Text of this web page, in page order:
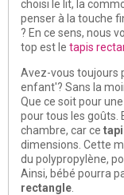
choisi le lit, la
penser à la touche
? En ce sens, nous
top est le tapis
Avez-vous toujours
enfant'? Sans la
Que ce soit pour
pour tous les goûts.
chambre, car ce
dimensions. Cette
du polypropylène,
Ainsi, bébé pourra
rectangle